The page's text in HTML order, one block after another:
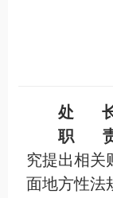
处 长
职 责
究提出相关
面地方性法